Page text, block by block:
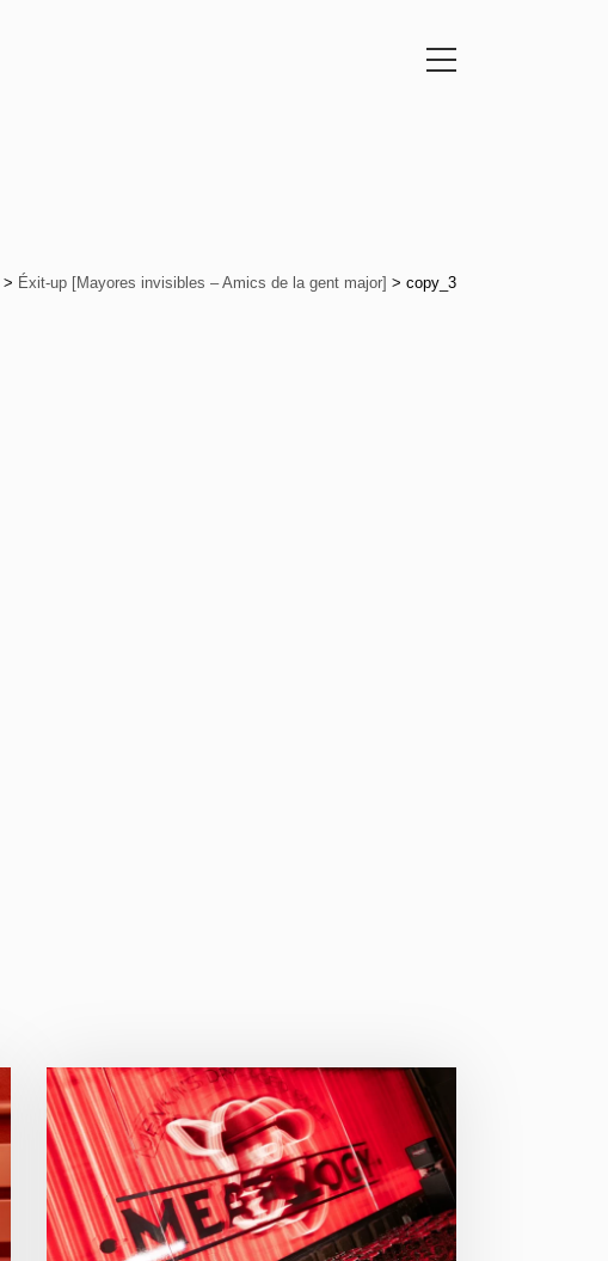
> Éxit-up [Mayores invisibles – Amics de la gent major] > copy_3